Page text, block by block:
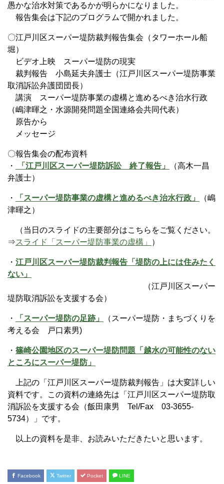
愚かな治水対策であるかが明らかになりました。
報告集会は下記のプログラムで開かれました。
〇江戸川区スーパー堤防裁判報告集会（タワーホール船
堀）
ビデオ上映 スーパー堤防の現実
裁判報告 小島延夫弁護士（江戸川区スーパー堤防事業
取消訴訟弁護団団長）
講演 スーパー堤防事業の虚構と進めるべき治水行政
（嶋津暉之・水源開発問題全国連絡会共同代表）
原告から
メッセージ
〇報告集会の配布資料
・
「江戸川区スーパー堤防訴訟 終了報告」
（高木一昌
弁護士）
・ 「スーパー堤防事業の虚構と進めるべき治水行政」
（嶋
津暉之）
（当日のスライドの主要部分はこちらをご覧ください。
⇒スライド「スーパー堤防事業の虚構」 ）
・ 江戸川区スーパー堤防裁判報告「堤防の上には住みたく
ない」
（江戸川区スーパー
堤防取消訴訟を支援する会）
・ 「スーパー堤防の足跡」
（スーパー堤防・まちづくりを
考える会 戸口素男)
・ 篠崎公園地区のスーパー堤防問題「越水の可能性のない
ところにスーパー堤防」
上記の「江戸川区スーパー堤防裁判報告」は大変詳しい
資料です。この資料の連絡先は「江戸川区スーパー堤防取
消訴訟を支援する会（飯田康男 Tel/Fax 03-3655-
5734）」です。
以上の資料を是非、お読みいただきたいと思います。
Facebook Twitter Pocket LINE